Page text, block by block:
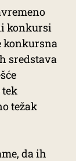
konkursi
konkursna
sredstava
tek
težak
da ih